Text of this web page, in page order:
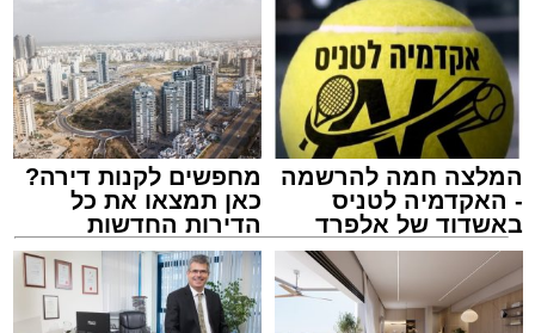
הר במאיר לוגסי. א' מיכאלי
המלצה חמה להרשמה
- האקדמיה לטניס
באשדוד של אלפרד
קריאולנסקי - לילדים
מחפשים לקנות דירה?
כאן תמצאו את כל
הדירות החדשות
למכירה באשדוד >>>